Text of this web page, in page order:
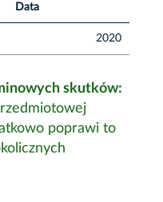
Data
2020
skutków:
poprawi to